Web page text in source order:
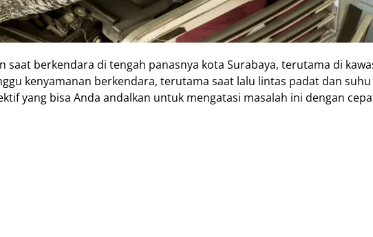
saat berkendara di tengah panasnya kota Surabaya, terutama di
kenyamanan berkendara, terutama saat lalu lintas padat dan
yang bisa Anda andalkan untuk mengatasi masalah ini dengan